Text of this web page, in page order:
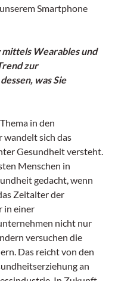
Smartphone
Wearables und
zur
was Sie
in den
wandelt sich das
Gesundheit versteht.
Menschen in
gedacht, wenn
Zeitalter der
in einer
nicht nur
versuchen die
Das reicht von den
an